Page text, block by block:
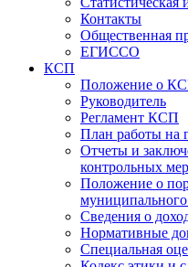
Контакты
Общественная
ЕГИССО
КСП
Положение о
Руководитель
Регламент КСП
План работы на
Отчеты и
контрольных
Положение о
Сведения о
Нормативные
Специальная